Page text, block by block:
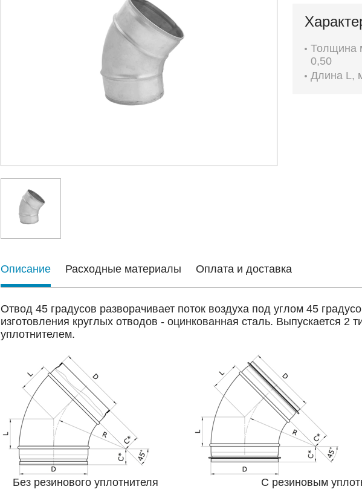
Толщина
0,50
Длина L,
Описание Расходные материалы Оплата и доставка
Отвод 45 градусов разворачивает поток воздуха под углом 45
изготовления круглых отводов - оцинкованная сталь. Выпускается 2
уплотнителем.
Без резинового уплотнителя С резиновым